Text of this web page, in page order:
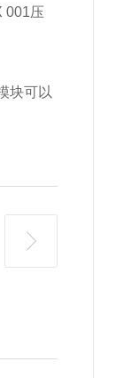
001压
块可以